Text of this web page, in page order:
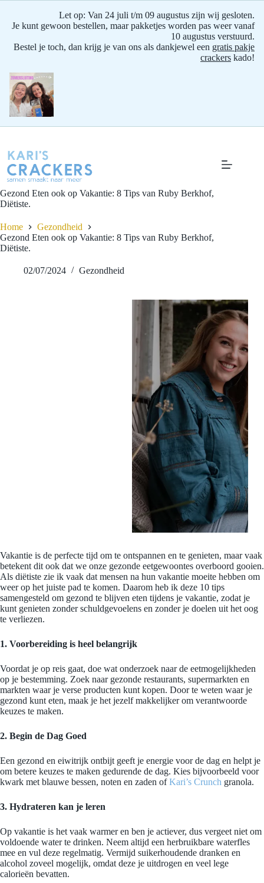
Let op: Van 24 juli t/m 09 augustus zijn wij gesloten.
Je kunt gewoon bestellen, maar pakketjes worden pas weer vanaf
10 augustus verstuurd.
Bestel je toch, dan krijg je van ons als dankjewel een gratis pakje
crackers kado!
naar
de
inhoud
Gezond Eten ook op Vakantie: 8 Tips van Ruby Berkhof,
Diëtiste.
Home
Gezondheid
Gezond Eten ook op Vakantie: 8 Tips van Ruby Berkhof,
Diëtiste.
02/07/2024 Gezondheid
Vakantie is de perfecte tijd om te ontspannen en te genieten, maar vaak
betekent dit ook dat we onze gezonde eetgewoontes overboord gooien.
Als diëtiste zie ik vaak dat mensen na hun vakantie moeite hebben om
weer op het juiste pad te komen. Daarom heb ik deze 10 tips
samengesteld om gezond te blijven eten tijdens je vakantie, zodat je
kunt genieten zonder schuldgevoelens en zonder je doelen uit het oog
te verliezen.
1. Voorbereiding is heel belangrijk
Voordat je op reis gaat, doe wat onderzoek naar de eetmogelijkheden
op je bestemming. Zoek naar gezonde restaurants, supermarkten en
markten waar je verse producten kunt kopen. Door te weten waar je
gezond kunt eten, maak je het jezelf makkelijker om verantwoorde
keuzes te maken.
2. Begin de Dag Goed
Een gezond en eiwitrijk ontbijt geeft je energie voor de dag en helpt je
om betere keuzes te maken gedurende de dag. Kies bijvoorbeeld voor
kwark met blauwe bessen, noten en zaden ofKari’s Crunch granola.
3. Hydrateren kan je leren
Op vakantie is het vaak warmer en ben je actiever, dus vergeet niet om
voldoende water te drinken. Neem altijd een herbruikbare waterfles
mee en vul deze regelmatig. Vermijd suikerhoudende dranken en
alcohol zoveel mogelijk, omdat deze je uitdrogen en veel lege
calorieën bevatten.